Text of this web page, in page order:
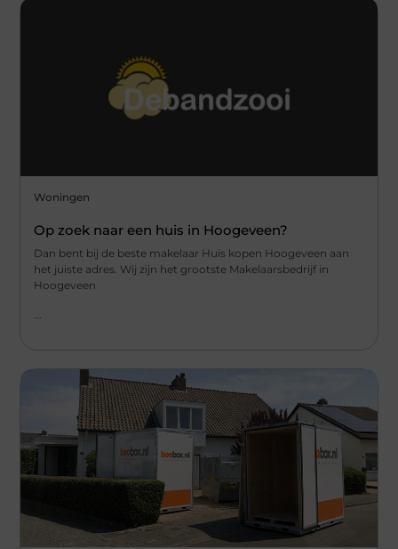
Woningen
Op zoek naar een huis in Hoogeveen?
Dan bent bij de beste makelaar Huis kopen Hoogeveen aan
het juiste adres. Wij zijn het grootste Makelaarsbedrijf in
Hoogeveen